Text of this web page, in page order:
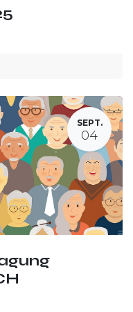
SEPT.
04